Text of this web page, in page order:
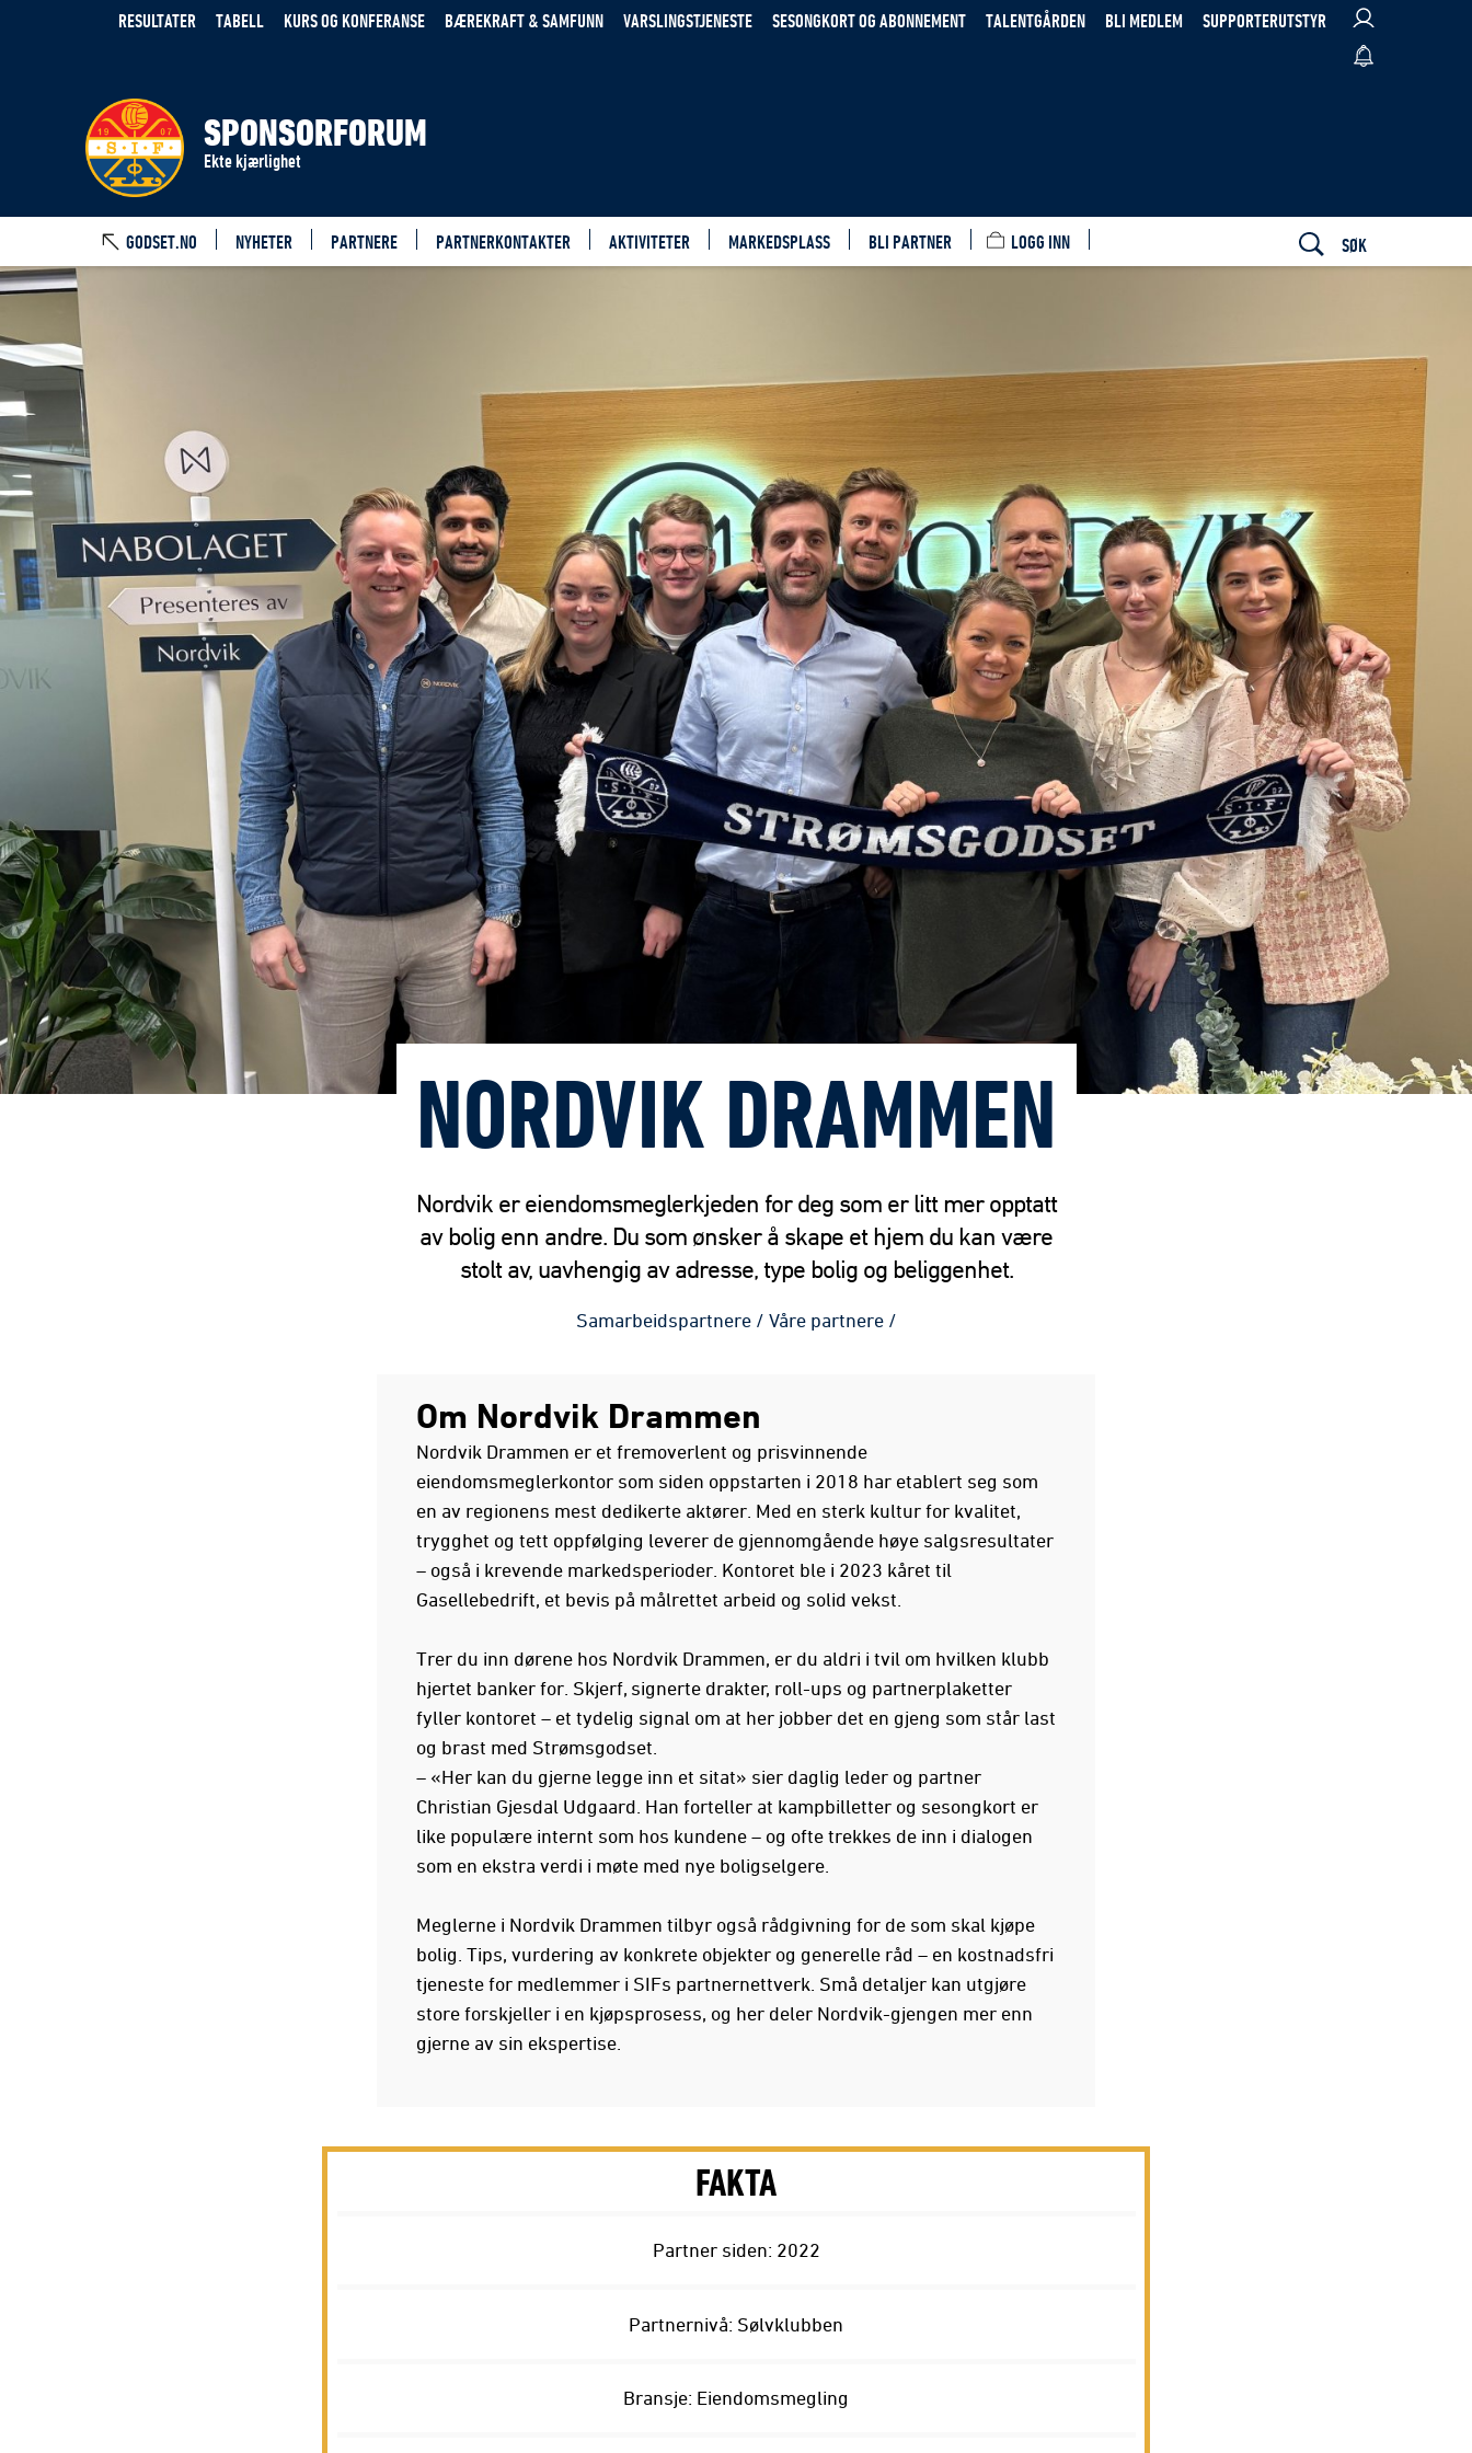
RESULTATER TABELL KURS OG KONFERANSE BÆREKRAFT & SAMFUNN VARSLINGSTJENESTE SESONGKORT OG ABONNEMENT TALENTGÅRDEN BLI MEDLEM SUPPORTERUTSTYR
SPONSORFORUM
Ekte kjærlighet
GODSET.NO NYHETER PARTNERE PARTNERKONTAKTER AKTIVITETER MARKEDSPLASS BLI PARTNER LOGG INN SØK
NORDVIK DRAMMEN
Nordvik er eiendomsmeglerkjeden for deg som er litt mer opptatt
av bolig enn andre. Du som ønsker å skape et hjem du kan være
stolt av, uavhengig av adresse, type bolig og beliggenhet.
Samarbeidspartnere / Våre partnere /
Om Nordvik Drammen
Nordvik Drammen er et fremoverlent og prisvinnende
eiendomsmeglerkontor som siden oppstarten i 2018 har etablert seg som
en av regionens mest dedikerte aktører. Med en sterk kultur for kvalitet,
trygghet og tett oppfølging leverer de gjennomgående høye salgsresultater
– også i krevende markedsperioder. Kontoret ble i 2023 kåret til
Gasellebedrift, et bevis på målrettet arbeid og solid vekst.
Trer du inn dørene hos Nordvik Drammen, er du aldri i tvil om hvilken klubb
hjertet banker for. Skjerf, signerte drakter, roll-ups og partnerplaketter
fyller kontoret – et tydelig signal om at her jobber det en gjeng som står last
og brast med Strømsgodset.
– «Her kan du gjerne legge inn et sitat» sier daglig leder og partner
Christian Gjesdal Udgaard. Han forteller at kampbilletter og sesongkort er
like populære internt som hos kundene – og ofte trekkes de inn i dialogen
som en ekstra verdi i møte med nye boligselgere.
Meglerne i Nordvik Drammen tilbyr også rådgivning for de som skal kjøpe
bolig. Tips, vurdering av konkrete objekter og generelle råd – en kostnadsfri
tjeneste for medlemmer i SIFs partnernettverk. Små detaljer kan utgjøre
store forskjeller i en kjøpsprosess, og her deler Nordvik-gjengen mer enn
gjerne av sin ekspertise.
FAKTA
Partner siden: 2022
Partnernivå: Sølvklubben
Bransje: Eiendomsmegling